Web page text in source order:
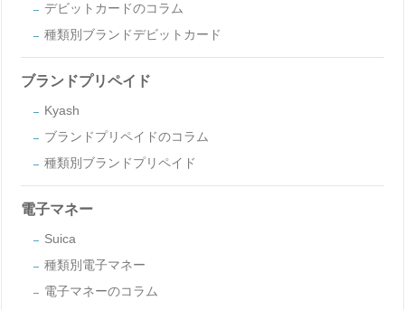
デビットカードのコラム
種類別ブランドデビットカード
ブランドプリペイド
Kyash
ブランドプリペイドのコラム
種類別ブランドプリペイド
電子マネー
Suica
種類別電子マネー
電子マネーのコラム